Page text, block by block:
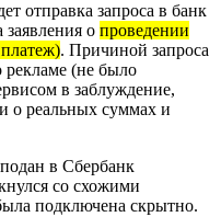
отправка запроса в банк
заявления о проведении
. Причиной запроса
рекламе (не было
в заблуждение,
о реальных суммах и
в Сбербанк
со схожими
подключена скрытно.